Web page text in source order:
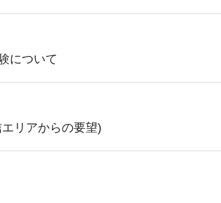
について
リアからの要望)